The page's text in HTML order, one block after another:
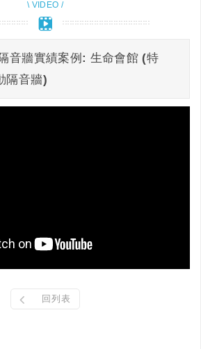
\ VIDEO /
音牆實績案例: 生命會館 (特
隔音牆)
回列表